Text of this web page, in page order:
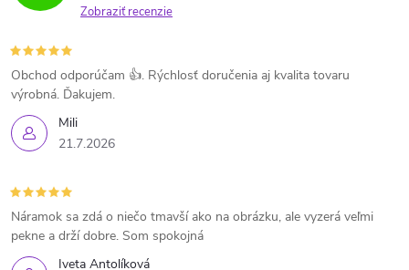
Zobraziť recenzie
Mili
21.7.2026
Obchod odporúčam 👍. Rýchlosť doručenia aj kvalita tovaru
výrobná. Ďakujem.
Iveta Antolíková
Náramok sa zdá o niečo tmavší ako na obrázku, ale vyzerá veľmi
pekne a drží dobre. Som spokojná